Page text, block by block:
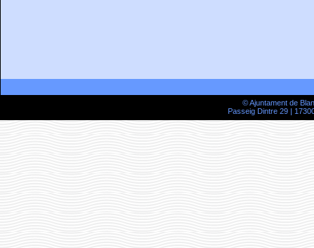
© Ajuntament de
Passeig Dintre 29 |